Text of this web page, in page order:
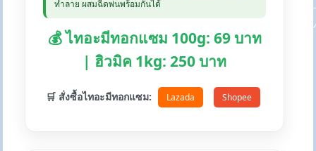
ทำลาย ผสมฉีดพ่นพร้อมกันได้
💰 ไทอะมีทอกแซม 100g: 69 บาท
| ฮิวมิค 1kg: 250 บาท
🛒 สั่งซื้อไทอะมีทอกแซม: Lazada Shopee